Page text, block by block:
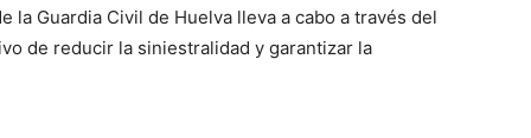
la Guardia Civil de Huelva lleva a cabo a través del
de reducir la siniestralidad y garantizar la